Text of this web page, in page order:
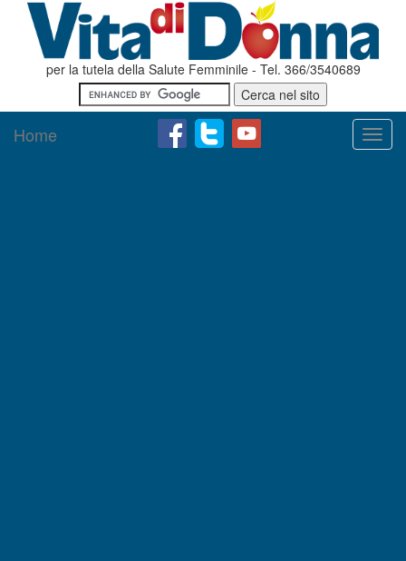
per la tutela della Salute Femminile - Tel. 366/3540689
Home